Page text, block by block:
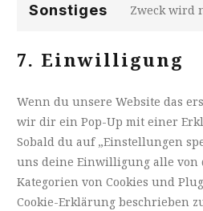
Sonstiges Zweck wird
7. Einwilligung
Wenn du unsere Website das
wir dir ein Pop-Up mit einer
Sobald du auf „Einstellungen
uns deine Einwilligung alle von
Kategorien von Cookies und
Cookie-Erklärung beschrieben